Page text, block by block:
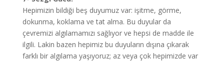
Hepimizin bildiği beş duyumuz var: işitme, görme,
dokunma, koklama ve tat alma. Bu duyular da
çevremizi algılamamızı sağlıyor ve hepsi de madde ile
ilgili. Lakin bazen hepimiz bu duyuların dışına çıkarak
farklı bir algılama yaşıyoruz; az veya çok hepimizde var